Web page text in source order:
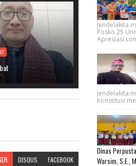
DISQUS FACEBOOK
Posko 25
Apresiasi
Konstitusi
Dinas
Warsim, S.E.,